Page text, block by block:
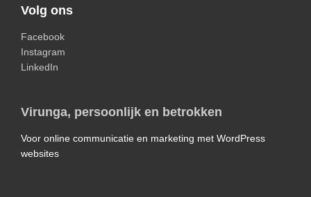
Volg ons
Facebook
Instagram
LinkedIn
Virunga, persoonlijk en betrokken
Voor online communicatie en marketing met WordPress
websites